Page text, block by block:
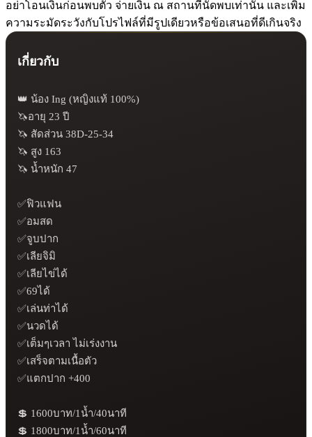
อย่าโอนเงินก่อนพบตัว จ่ายเงิน ณ สถานที่นัดพบเท่านั้น และเพิ่ม
ความระมัดระวังกับโปรไฟล์ที่มีรูปเดียวหรือข้อเสนอที่ดีเกินจริง
เกี่ยวกับ
👑 น้อง Ing (หญิงแท้ 100%)
🦄อายุ 23 ปี
🦄 สัดส่วน 38D-25-34
🦄 สูง 163
🦄 น้ำหนัก 47
✅ฟิวแฟน
✅อมสด
✅จูบปาก
✅เลียจิมิ
✅เลียไข่ได้
✅69ได้
✅เล่นท่าได้
✅นวดได้
✅เต็มๆเวลา ไม่เร่งงาน
✅เสร็จตามเนื้อตัว
✅แตกปาก +400
💲 1600บาท/1น้ำ/40นาที
💲 1800บาท/1น้ำ/60นาที